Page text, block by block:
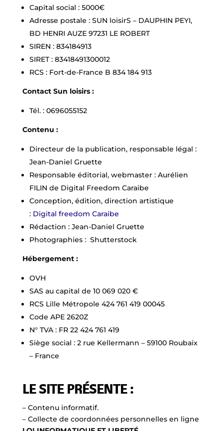
Capital social : 5000€
Adresse postale : SUN loisirS – DAUPHIN PEYI,
BD HENRI AUZE 97231 LE ROBERT
SIREN : 834184913
SIRET : 83418491300012
RCS : Fort-de-France B 834 184 913
Contact Sun loisirs :
Tél. : 0696055152
Contenu :
Directeur de la publication, responsable légal :
Jean-Daniel Gruette
Responsable éditorial, webmaster : Aurélien
FILIN de Digital Freedom Caraibe
Conception, édition, direction artistique
: Digital freedom Caraibe
Rédaction : Jean-Daniel Gruette
Photographies : Shutterstock
Hébergement :
OVH
SAS au capital de 10 069 020 €
RCS Lille Métropole 424 761 419 00045
Code APE 2620Z
N° TVA : FR 22 424 761 419
Siège social : 2 rue Kellermann – 59100 Roubaix
– France
LE SITE PRÉSENTE :
– Contenu informatif.
– Collecte de coordonnées personnelles en ligne